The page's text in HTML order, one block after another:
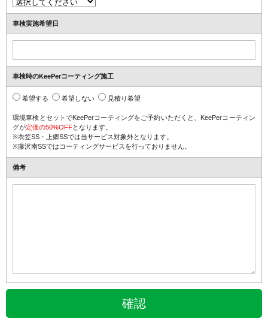
車検実施希望日
車検時のKeePerコーティング施工
希望する 希望しない 見積り希望
環境車検とセットでKeePerコーティングをご予約いただくと、 KeePerコーティン
グが定価の50%OFFとなります。
※衣笠SS・上郷SSでは当サービス対象外となります。
※藤沢南SSではコーティングサービスを行っておりません。
備考